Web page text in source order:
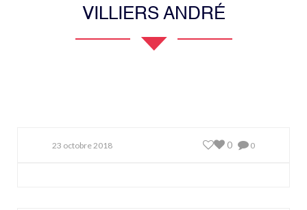
VILLIERS ANDRÉ
23 octobre 2018 0
0